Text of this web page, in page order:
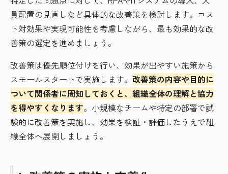
員配置の見直しなど具体的な改善策を検討します。コス
ト対効果や実現可能性を考慮しながら、最も効果的な改
善策の選定を進めましょう。
改善策は優先順位付けを行い、効果が出やすい施策から
スモールスタートで実施します。 改善策の内容や目的に
ついて関係者に周知しておくと、組織全体の理解と協力
を得やすくなります。小規模なチームや特定の部署で試
験的に改善策を実施し、効果を検証・評価したうえで組
織全体へ展開しましょう。